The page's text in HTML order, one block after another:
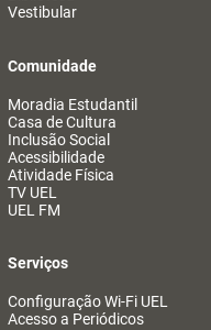
Vestibular
Comunidade
Moradia Estudantil
Casa de Cultura
Inclusão Social
Acessibilidade
Atividade Física
TV UEL
UEL FM
Serviços
Configuração Wi-Fi UEL
Acesso a Periódicos